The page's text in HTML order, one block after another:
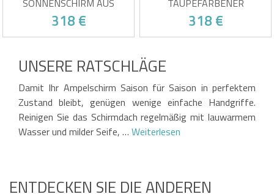
SONNENSCHIRM AUS
GRAUEM ALUMINIUM - 360°
DREHBAR UND NEIGBAR +
318 €
verstellbare Neigung
Robuster Aluminiumrahmen
Schutzhülle inklusive
Opfer seines eigenen Erfolgs!
TAUPEFARBENER
ALUMINIUM-FREIARMSCHIRM
- 360° DREHBAR UND
318 €
360°-Drehung und
verstellbare Neigung
Gewichtspolster und
Schutzhülle inklusive
Opfer seines eigenen Erfolgs!
UNSERE RATSCHLÄGE
Damit Ihr Ampelschirm Saison für Saison in perfektem
Zustand bleibt, genügen wenige einfache Handgriffe.
Reinigen Sie das Schirmdach regelmäßig mit lauwarmem
Wasser und milder Seife, … Weiterlesen
ENTDECKEN SIE DIE ANDEREN